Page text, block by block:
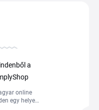
a
online
egy helyen